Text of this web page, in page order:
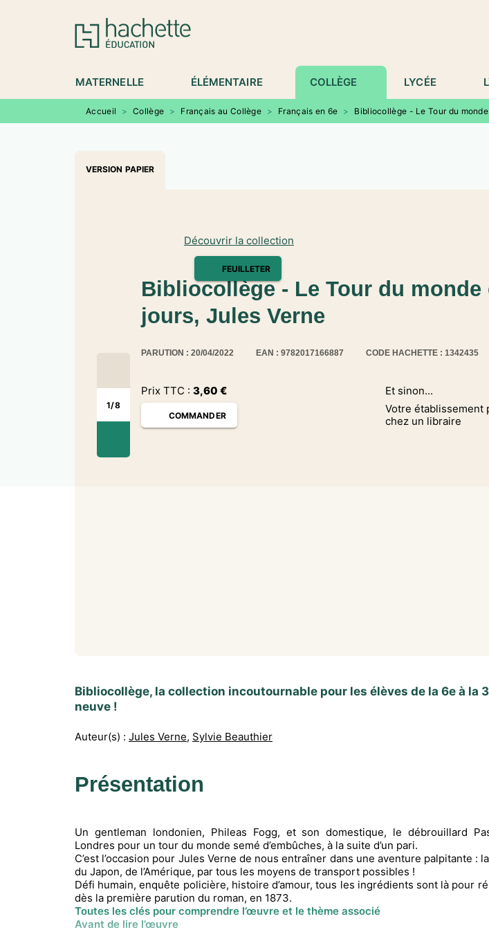
MENU RECHERCHE
MATERNELLE ÉLÉMENTAIRE COLLÈGE LYCÉE
Accueil > Collège > Français au Collège > Français en 6e > Bibliocollège - Le Tour du
VERSION PAPIER
1/8
FEUILLETER
Découvrir la collection
Bibliocollège - Le Tour du monde
jours, Jules Verne
PARUTION : 20/04/2022 EAN : 9782017166887 CODE HACHETTE : 1342435
Prix TTC : 3,60 €
COMMANDER
Et sinon...
Votre établissement
chez un libraire
Bibliocollège, la collection incoutournable pour les élèves de la 6e à la
neuve !
Auteur(s) : Jules Verne, Sylvie Beauthier
Présentation
Un gentleman londonien, Phileas Fogg, et son domestique, le débrouillard
Londres pour un tour du monde semé d’embûches, à la suite d’un pari.
C’est l’occasion pour Jules Verne de nous entraîner dans une aventure palpitante :
du Japon, de l’Amérique, par tous les moyens de transport possibles !
Défi humain, enquête policière, histoire d’amour, tous les ingrédients sont là pour
dès la première parution du roman, en 1873.
Toutes les clés pour comprendre l’œuvre et le thème associé
Avant de lire l’œuvre